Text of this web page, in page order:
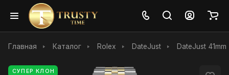
Главная Каталог Rolex DateJust DateJust 41mm
СУПЕР КЛОН